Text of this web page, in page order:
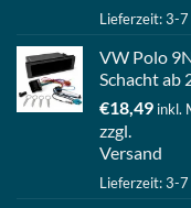
Lieferzeit: 3-
VW Polo
Schacht ab
€18,49 inkl.
zzgl.
Versand
Lieferzeit: 3-